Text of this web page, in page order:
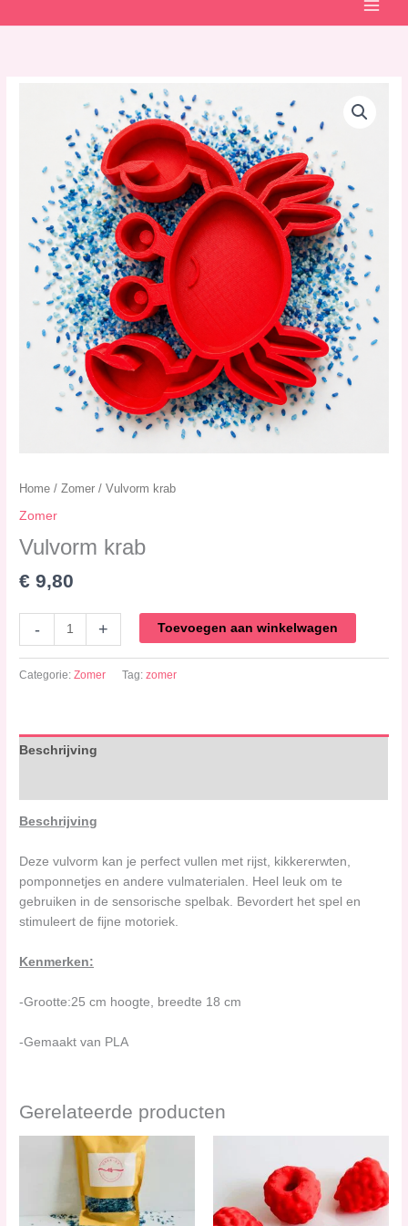
Home /Zomer / Vulvorm krab
Zomer
Vulvorm krab
€ 9,80
- + Toevoegen aan winkelwagen
Categorie:Zomer Tag:zomer
Beschrijving
Beschrijving
Deze vulvorm kan je perfect vullen met rijst, kikkererwten,
pomponnetjes en andere vulmaterialen. Heel leuk om te
gebruiken in de sensorische spelbak. Bevordert het spel en
stimuleert de fijne motoriek.
Kenmerken:
-Grootte:25 cm hoogte, breedte 18 cm
-Gemaakt van PLA
Gerelateerde producten
Prijsklasse:
€ 3,00
tot
€ 5,00